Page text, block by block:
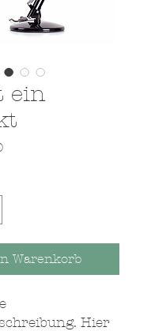
ein
Preis
Warenkorb
Hier